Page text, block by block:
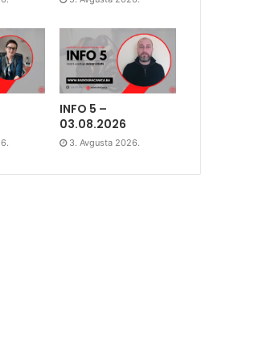
INFO 5 –
03.08.2026
3. Avgusta 2026.